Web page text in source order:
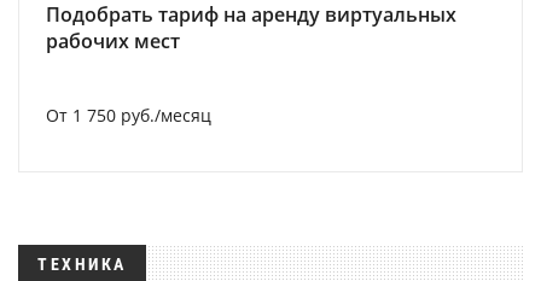
Подобрать тариф на аренду виртуальных
рабочих мест
От 1 750 руб./месяц
ТЕХНИКА